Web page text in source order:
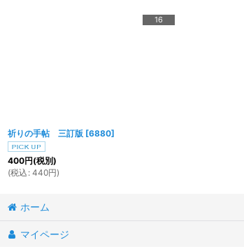
16
祈りの手帖 三訂版 [6880]
400円(税別)
(税込 : 440円)
ホーム
マイページ